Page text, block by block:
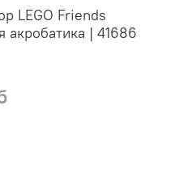
LEGO Friends
акробатика | 41686